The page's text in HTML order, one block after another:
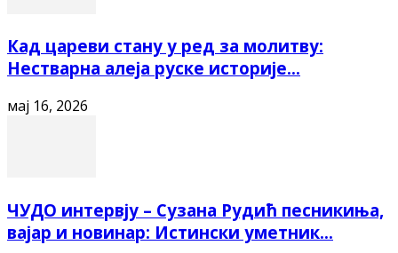
Кад цареви стану у ред за молитву:
Нестварна алеја руске историје...
мај 16, 2026
ЧУДО интервју – Сузана Рудић песникиња,
вајар и новинар: Истински уметник...